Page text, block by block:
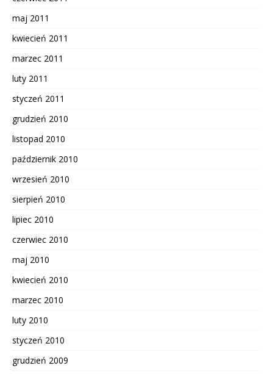
maj 2011
kwiecień 2011
marzec 2011
luty 2011
styczeń 2011
grudzień 2010
listopad 2010
październik 2010
wrzesień 2010
sierpień 2010
lipiec 2010
czerwiec 2010
maj 2010
kwiecień 2010
marzec 2010
luty 2010
styczeń 2010
grudzień 2009